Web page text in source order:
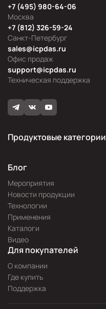
Москва
+7 (495) 980-64-06
Офис продаж
sales@icpdas.ru
Санкт-Петербург
+7 (812) 326-59-24
Техническая поддержка
support@icpdas.ru
Продуктовые категории
Блог
Мероприятия
Новости продукции
Технологии
Применения
Каталоги
Видео
Для покупателей
О компании
Где купить
Поддержка